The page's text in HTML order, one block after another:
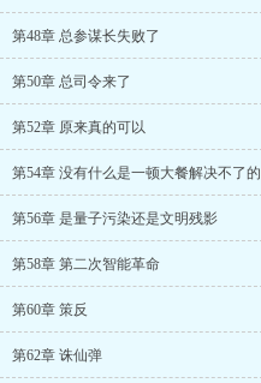
第48章 总参谋长失败了
第50章 总司令来了
第52章 原来真的可以
第54章 没有什么是一顿大餐解决不了的
第56章 是量子污染还是文明残影
第58章 第二次智能革命
第60章 策反
第62章 诛仙弹